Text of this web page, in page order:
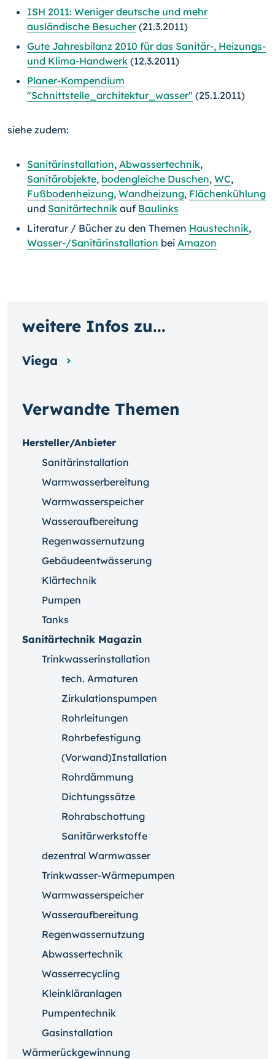
ISH 2011: Weniger deutsche und mehr
ausländische Besucher(21.3.2011)
Gute Jahresbilanz 2010 für das Sanitär-, Heizungs-
und Klima-Handwerk (12.3.2011)
Planer-Kompendium
"Schnittstelle_architektur_wasser" (25.1.2011)
siehe zudem:
Sanitärinstallation, Abwassertechnik,
Sanitärobjekte, bodengleiche Duschen, WC,
Fußbodenheizung, Wandheizung, Flächenkühlung
und Sanitärtechnik auf Baulinks
Literatur / Bücher zu den Themen Haustechnik,
Wasser-/Sanitärinstallation bei Amazon
Verwandte Themen
Hersteller/Anbieter
Sanitärinstallation
Warmwasserbereitung
Warmwasserspeicher
Wasseraufbereitung
Regenwassernutzung
Gebäudeentwässerung
Klärtechnik
Pumpen
Tanks
Sanitärtechnik Magazin
Trinkwasserinstallation
tech. Armaturen
Zirkulationspumpen
Rohrleitungen
Rohrbefestigung
(Vorwand)Installation
Rohrdämmung
Dichtungssätze
Rohrabschottung
Sanitärwerkstoffe
dezentral Warmwasser
Trinkwasser-Wärmepumpen
Warmwasserspeicher
Wasseraufbereitung
Regenwassernutzung
Abwassertechnik
Wasserrecycling
Kleinkläranlagen
Pumpentechnik
Gasinstallation
Wärmerückgewinnung
weitere Infos zu...
Viega